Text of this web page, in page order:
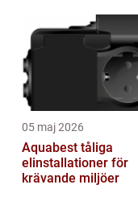
05 maj 2026
Aquabest tåliga
elinstallationer för
krävande miljöer